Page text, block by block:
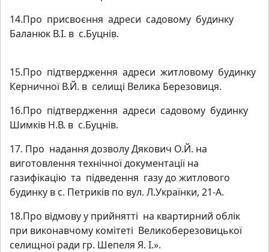
14.Про присвоєння адреси садовому будинку
Баланюк В.І. в с.Буцнів.
15.Про підтвердження адреси житловому будинку
Керничної В.Й. в селищі Велика Березовиця.
16.Про підтвердження адреси садовому будинку
Шимків Н.В. в с.Буцнів.
17. Про надання дозволу Дякович О.Й. на
виготовлення технічної документації на
газифікацію та підведення газу до житлового
будинку в с. Петриків по вул. Л.Українки, 21-А.
18.Про відмову у прийнятті на квартирний облік
при виконавчому комітеті Великоберезовицької
селищної ради гр. Шепеля Я. І.».